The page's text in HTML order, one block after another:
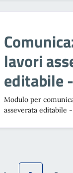
lavori
editabile
Modulo per
asseverata editabile